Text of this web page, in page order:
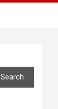
Search